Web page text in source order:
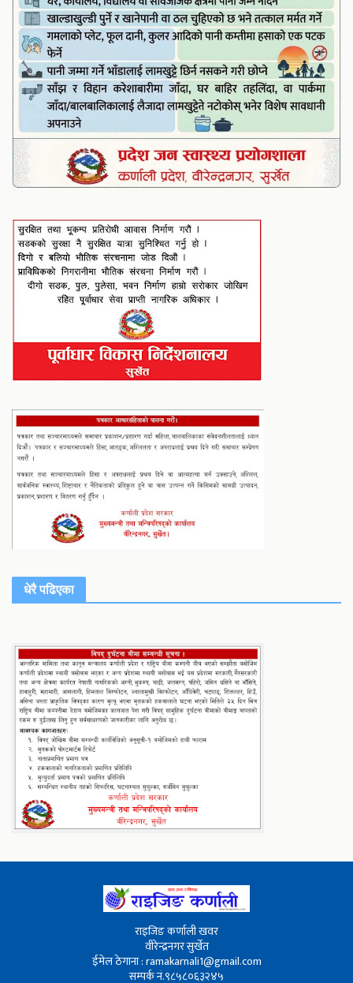
धेरै पढिएका
राइजिङ कर्णाली खवर
वीरेन्द्रनगर सुर्खेत
ईमेल ठेगाना : ramakarnali1@gmail.com
सम्पर्क नं.९८५८०६३२४५